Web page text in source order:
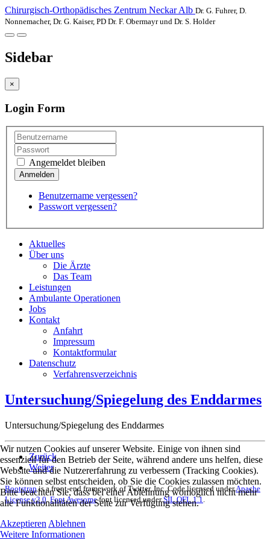
Chirurgisch-Orthopädisches Zentrum Neckar Alb Dr. G. Fuhrer, D.
Nonnemacher, Dr. G. Kaiser, PD Dr. F. Obermayr und Dr. S. Holder
Sidebar
×
Login Form
Angemeldet bleiben
Benutzername vergessen?
Passwort vergessen?
Aktuelles
Über uns
Die Ärzte
Das Team
Leistungen
Ambulante Operationen
Jobs
Kontakt
Anfahrt
Impressum
Kontaktformular
Datenschutz
Verfahrensverzeichnis
Untersuchung/Spiegelung des Enddarmes
Untersuchung/Spiegelung des Enddarmes
Zurück
Weiter
Bootstrap is a front-end framework of Twitter, Inc. Code licensed underApache
License v2.0 Font Awesomefont licensed underSIL OFL 1.1
Wir nutzen Cookies auf unserer Website. Einige von ihnen sind
essenziell für den Betrieb der Seite, während andere uns helfen, diese
Website und die Nutzererfahrung zu verbessern (Tracking Cookies).
Sie können selbst entscheiden, ob Sie die Cookies zulassen möchten.
Bitte beachten Sie, dass bei einer Ablehnung womöglich nicht mehr
alle Funktionalitäten der Seite zur Verfügung stehen.
Akzeptieren Ablehnen
Weitere Informationen